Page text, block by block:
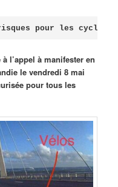
pour les
l’appel à manifester en
le vendredi 8 mai
pour tous les